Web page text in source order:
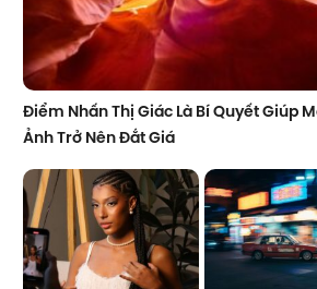
Điểm Nhấn Thị Giác Là Bí Quyết Giúp
Ảnh Trở Nên Đắt Giá